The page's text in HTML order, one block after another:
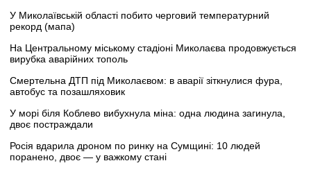
У Миколаївській області побито черговий температурний
рекорд (мапа)
На Центральному міському стадіоні Миколаєва продовжується
вирубка аварійних тополь
Смертельна ДТП під Миколаєвом: в аварії зіткнулися фура,
автобус та позашляховик
У морі біля Коблево вибухнула міна: одна людина загинула,
двоє постраждали
Росія вдарила дроном по ринку на Сумщині: 10 людей
поранено, двоє — у важкому стані